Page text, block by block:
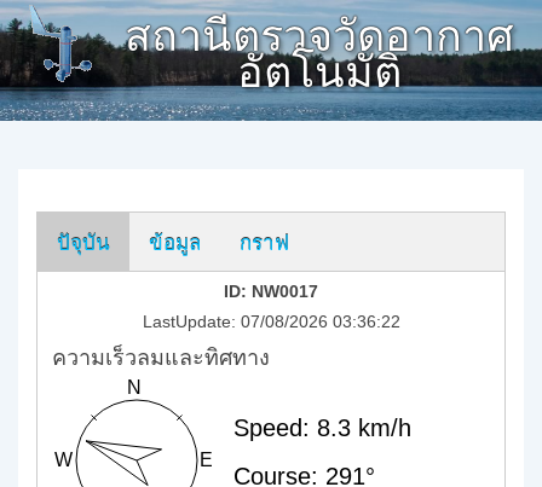
สถานีตรวจวัดอากาศ
อัตโนมัติ
ปัจุบัน ข้อมูล กราฟ
ID: NW0017
LastUpdate: 07/08/2026 03:36:22
ความเร็วลมและทิศทาง